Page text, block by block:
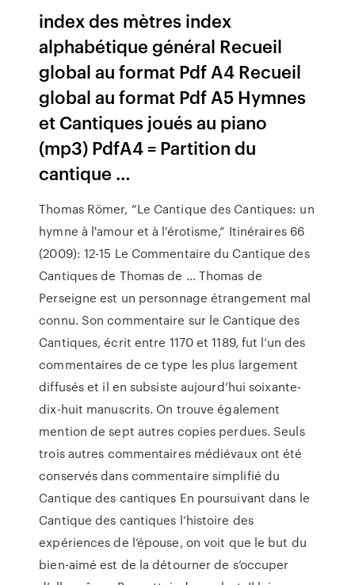
index des mètres index
alphabétique général Recueil
global au format Pdf A4 Recueil
global au format Pdf A5 Hymnes
et Cantiques joués au piano
(mp3) PdfA4 = Partition du
cantique …
Thomas Römer, “Le Cantique des Cantiques: un
hymne à l'amour et à l'érotisme,” Itinéraires 66
(2009): 12-15 Le Commentaire du Cantique des
Cantiques de Thomas de ... Thomas de
Perseigne est un personnage étrangement mal
connu. Son commentaire sur le Cantique des
Cantiques, écrit entre 1170 et 1189, fut l’un des
commentaires de ce type les plus largement
diffusés et il en subsiste aujourd’hui soixante-
dix-huit manuscrits. On trouve également
mention de sept autres copies perdues. Seuls
trois autres commentaires médiévaux ont été
conservés dans commentaire simplifié du
Cantique des cantiques En poursuivant dans le
Cantique des cantiques l’histoire des
expériences de l’épouse, on voit que le but du
bien-aimé est de la détourner de s’occuper